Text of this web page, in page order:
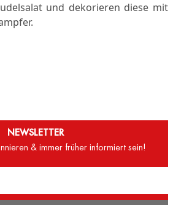
und dekorieren diese mit
NEWSLETTER
& immer früher informiert sein!